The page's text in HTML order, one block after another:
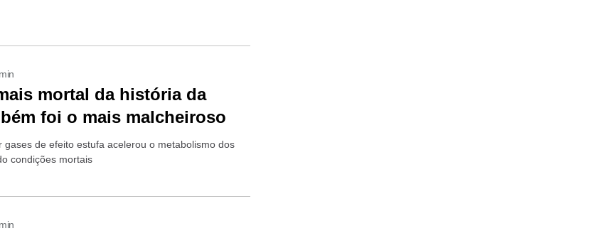
mortal da história da
foi o mais malcheiroso
gases de efeito estufa acelerou o metabolismo dos
condições mortais